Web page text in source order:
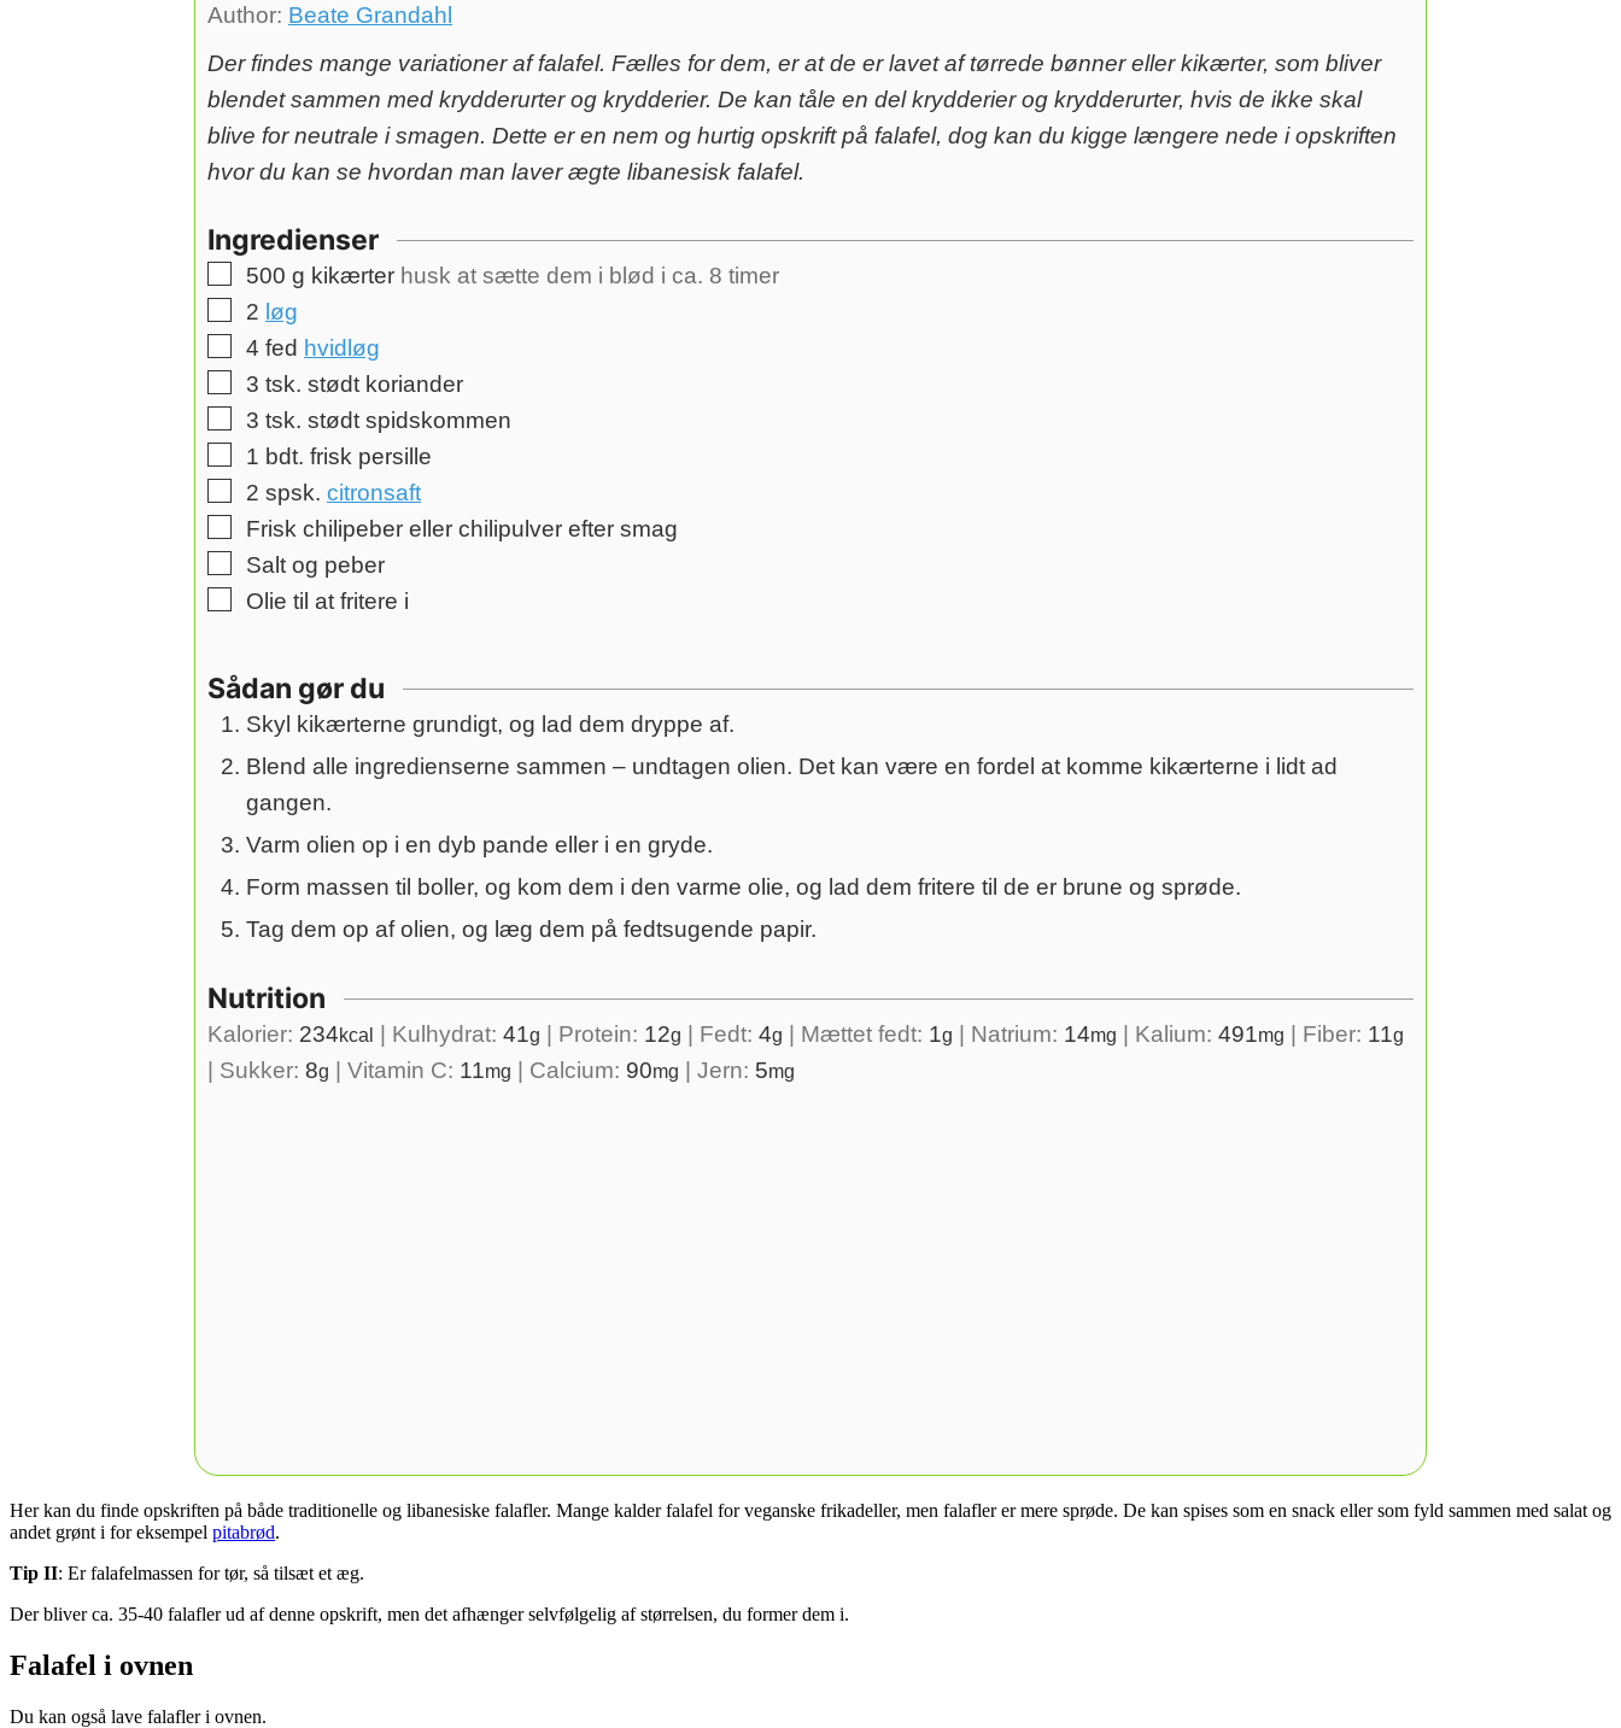
Author: Beate Grandahl
Der findes mange variationer af falafel. Fælles for dem, er at de er lavet af tørrede bønner eller kikærter, som bliver
blendet sammen med krydderurter og krydderier. De kan tåle en del krydderier og krydderurter, hvis de ikke skal
blive for neutrale i smagen. Dette er en nem og hurtig opskrift på falafel, dog kan du kigge længere nede i opskriften
hvor du kan se hvordan man laver ægte libanesisk falafel.
Ingredienser
▢
500 g kikærter husk at sætte dem i blød i ca. 8 timer
▢
2 løg
▢
4 fed hvidløg
▢
3 tsk. stødt koriander
▢
3 tsk. stødt spidskommen
▢
1 bdt. frisk persille
▢
2 spsk. citronsaft
▢
Frisk chilipeber eller chilipulver efter smag
▢
Salt og peber
▢
Olie til at fritere i
Sådan gør du
Skyl kikærterne grundigt, og lad dem dryppe af.
Blend alle ingredienserne sammen – undtagen olien. Det kan være en fordel at komme kikærterne i lidt ad
gangen.
Varm olien op i en dyb pande eller i en gryde.
Form massen til boller, og kom dem i den varme olie, og lad dem fritere til de er brune og sprøde.
Tag dem op af olien, og læg dem på fedtsugende papir.
Nutrition
Kalorier: 234kcal | Kulhydrat: 41g | Protein: 12g | Fedt: 4g | Mættet fedt: 1g | Natrium: 14mg | Kalium: 491mg | Fiber: 11g
| Sukker: 8g | Vitamin C: 11mg | Calcium: 90mg | Jern: 5mg
Her kan du finde opskriften på både traditionelle og libanesiske falafler. Mange kalder falafel for veganske frikadeller, men falafler er mere sprøde. De kan spises som en snack eller som fyld sammen med salat og
andet grønt i for eksempel pitabrød.
Tip II: Er falafelmassen for tør, så tilsæt et æg.
Der bliver ca. 35-40 falafler ud af denne opskrift, men det afhænger selvfølgelig af størrelsen, du former dem i.
Falafel i ovnen
Du kan også lave falafler i ovnen.